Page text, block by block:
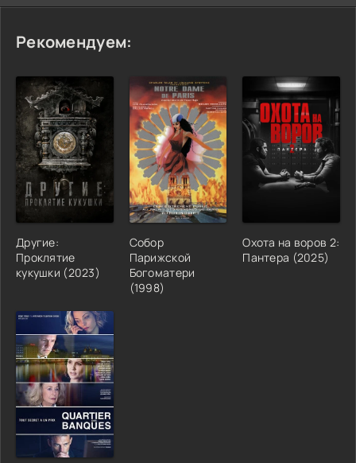
Рекомендуем:
Другие:
Проклятие
кукушки (2023)
Собор
Парижской
Богоматери
(1998)
Охота на воров 2:
Пантера (2025)